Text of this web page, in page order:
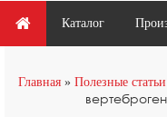
Главное меню
Каталог
Главная Полезные статьи